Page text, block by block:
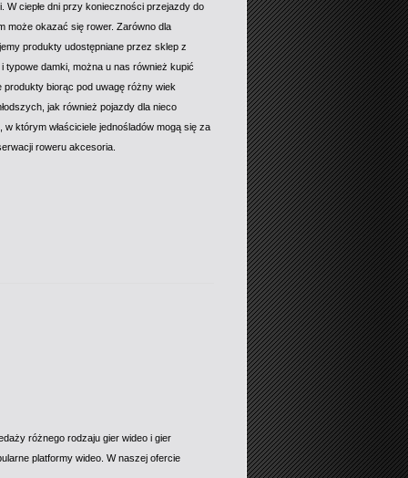
ciepłe dni przy konieczności przejazdy do
może okazać się rower. Zarówno dla
produkty udostępniane przez sklep z
damki, można u nas również kupić
biorąc pod uwagę różny wiek
jak również pojazdy dla nieco
którym właściciele jednośladów mogą się za
roweru akcesoria.
różnego rodzaju gier wideo i gier
platformy wideo. W naszej ofercie